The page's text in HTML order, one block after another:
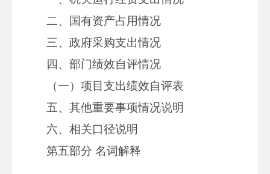
二、国有资产占用情况
三、政府采购支出情况
四、部门绩效自评情况
（一）项目支出绩效自评表
五、其他重要事项情况说明
六、相关口径说明
第五部分 名词解释